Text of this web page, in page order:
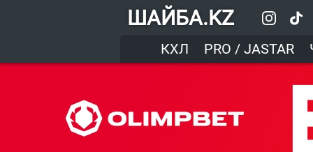
ШАЙБА.KZ
КХЛ
PRO / JASTAR